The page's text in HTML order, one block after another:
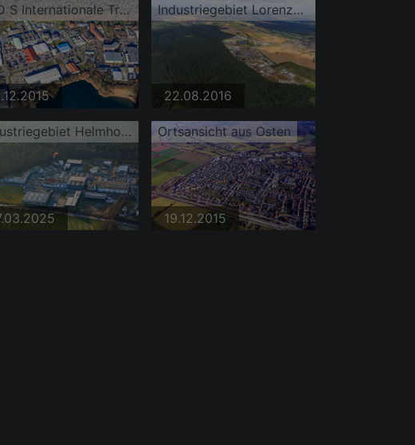
M D S Internationale Transport GmbH und Stutensee Center am Baggersee Blankenloch Industriegebiet Lorenzstraße und Am Hasenbiehl
22.08.2016
Industriegebiet Helmholtzstraße mit hornung baushop Ortsansicht aus Osten
19.12.2015